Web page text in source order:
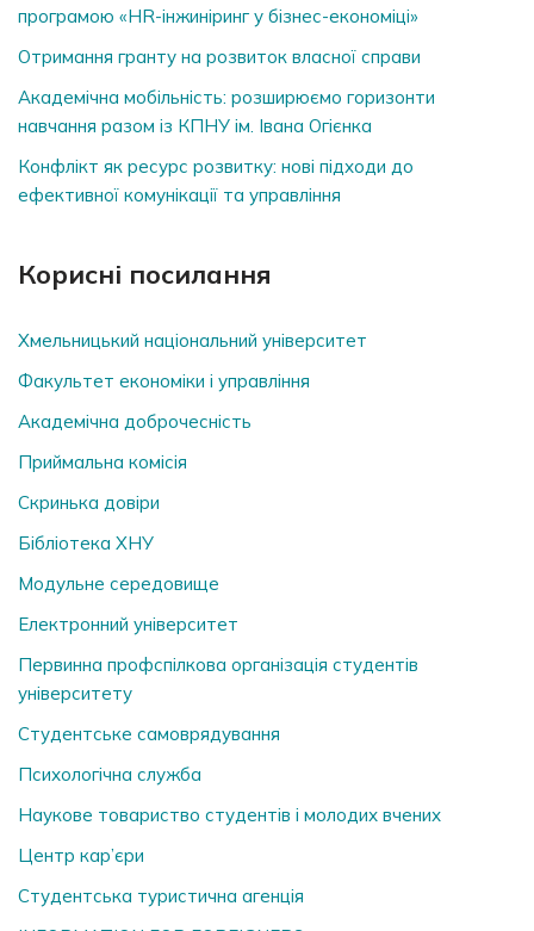
програмою «HR-інжиніринг у бізнес-економіці»
Отримання гранту на розвиток власної справи
Академічна мобільність: розширюємо горизонти
навчання разом із КПНУ ім. Івана Огієнка
Конфлікт як ресурс розвитку: нові підходи до
ефективної комунікації та управління
Корисні посилання
Хмельницький національний університет
Факультет економіки і управління
Академічна доброчесність
Приймальна комісія
Скринька довiри
Бібліотека ХНУ
Модульне середовище
Електронний університет
Первинна профспілкова організація студентів
університету
Студентське самоврядування
Психологічна служба
Наукове товариство студентів і молодих вчених
Центр кар’єри
Студентська туристична агенція